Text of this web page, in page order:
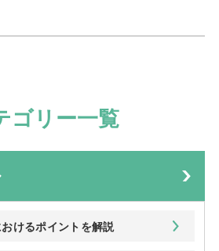
ゴリー一覧
けるポイントを解説